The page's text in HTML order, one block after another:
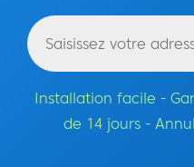
Installation facile -
de 14 jours -